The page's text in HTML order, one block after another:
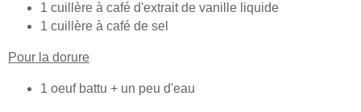
1 cuillère à café d'extrait de vanille liquide
1 cuillère à café de sel
Pour la dorure
1 oeuf battu + un peu d'eau